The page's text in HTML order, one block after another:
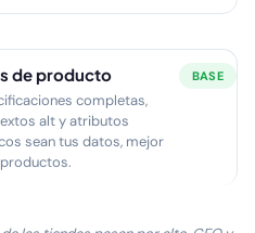
de producto
completas,
alt y atributos
sean tus datos, mejor
BASE